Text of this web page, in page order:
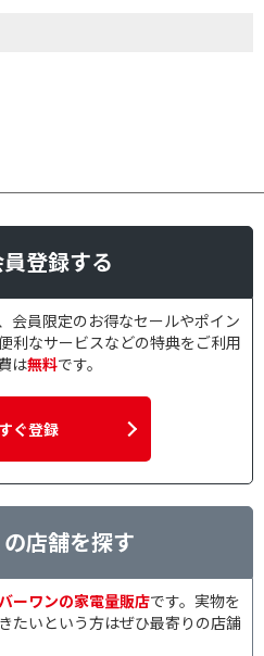
登録する
会員限定のお得なセールやポイン
利なサービスなどの特典をご利用
は無料です。
ぐ登録
店舗を探す
ーワンの家電量販店です。実物を
たいという方はぜひ最寄りの店舗